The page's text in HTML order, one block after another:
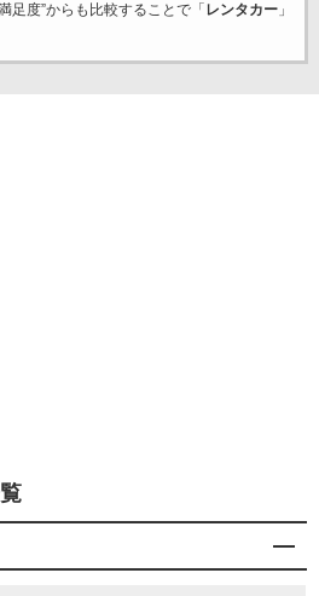
足度”からも比較することで「 レンタカー」